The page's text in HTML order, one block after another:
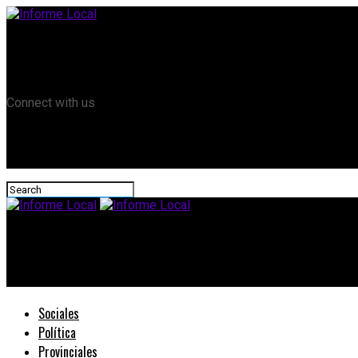
Connect with us
Sociales
Política
Provinciales